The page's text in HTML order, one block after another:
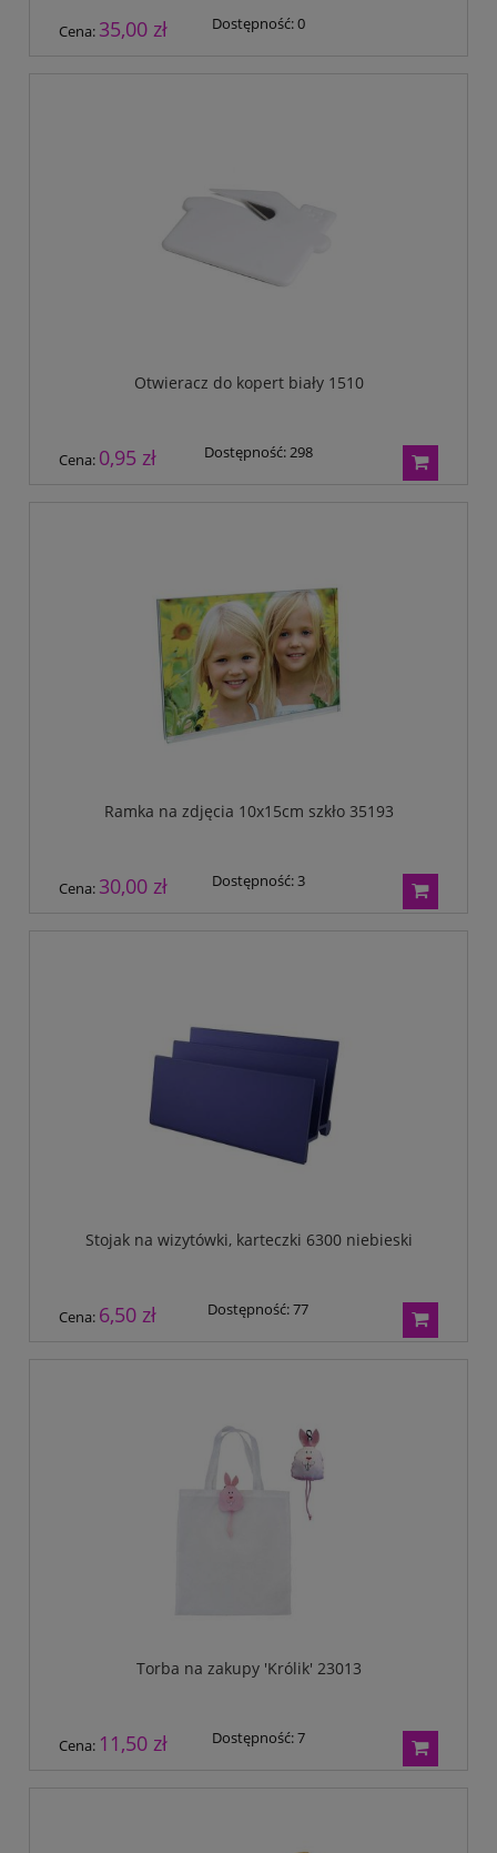
Cena: 35,00 zł Dostępność:0
Otwieracz do kopert biały 1510
Cena: 0,95 zł Dostępność:298
Ramka na zdjęcia 10x15cm szkło 35193
Cena: 30,00 zł Dostępność:3
Stojak na wizytówki, karteczki 6300 niebieski
Cena: 6,50 zł Dostępność:77
Torba na zakupy 'Królik' 23013
Cena: 11,50 zł Dostępność:7